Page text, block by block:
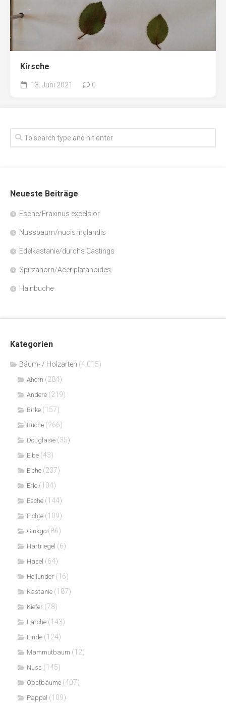
Kirsche
13. Juni 2021 0
Neueste Beiträge
Esche/Fraxinus excelsior
Nussbaum/nucis inglandis
Edelkastanie/durchs Castings
Spirzahorn/Acer platanoides
Hainbuche
Kategorien
Bäum- / Holzarten (4.015)
Ahorn (284)
Andere (219)
Birke (157)
Buche (266)
Douglasie (35)
Eibe (43)
Eiche (237)
Erle (104)
Esche (144)
Fichte (109)
Ginkgo (86)
Hartriegel (6)
Hasel (64)
Hollunder (16)
Kastanie (187)
Kiefer (78)
Lärche (143)
Linde (124)
Mammutbaum (12)
Nuss (145)
Obstbäume (407)
Pappel (109)